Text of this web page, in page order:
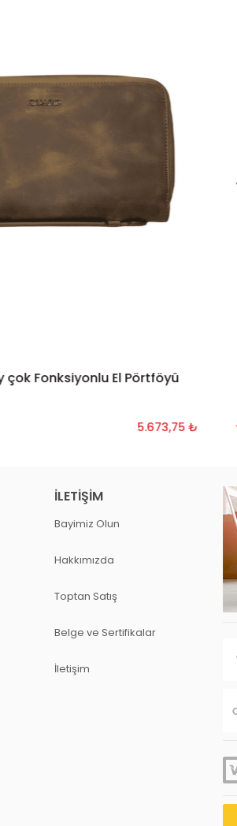
SEPETE EKLE
çok Fonksiyonlu El Pörtföyü
5.673,75 ₺
İLETIŞIM
Bayimiz Olun
Hakkımızda
Toptan Satış
Belge ve Sertifikalar
İletişim